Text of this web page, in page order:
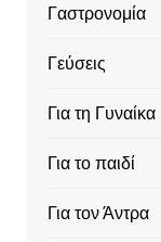
Γαστρονομία
Γεύσεις
Για τη Γυναίκα
Για το παιδί
Για τον Άντρα